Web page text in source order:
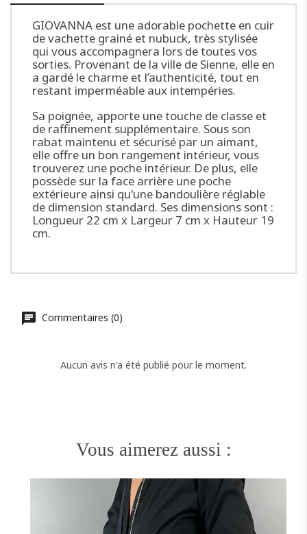
GIOVANNA est une adorable pochette en cuir
de vachette grainé et nubuck, très stylisée
qui vous accompagnera lors de toutes vos
sorties. Provenant de la ville de Sienne, elle en
a gardé le charme et l’authenticité, tout en
restant imperméable aux intempéries.
Sa poignée, apporte une touche de classe et
de raffinement supplémentaire. Sous son
rabat maintenu et sécurisé par un aimant,
elle offre un bon rangement intérieur, vous
trouverez une poche intérieur. De plus, elle
possède sur la face arrière une poche
extérieure ainsi qu'une bandoulière réglable
de dimension standard. Ses dimensions sont :
Longueur 22 cm x Largeur 7 cm x Hauteur 19
cm.
Commentaires (0)
Aucun avis n'a été publié pour le moment.
Vous aimerez aussi :